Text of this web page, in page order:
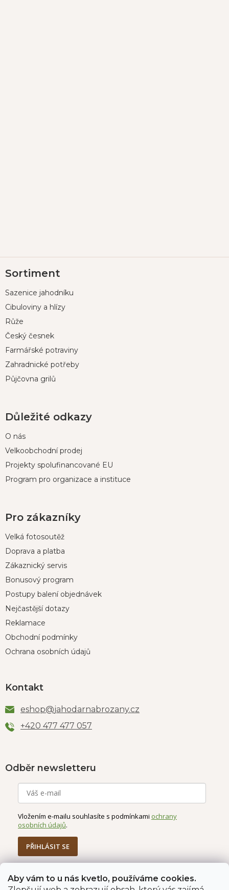
Aby vám to u nás kvetlo, používáme cookies.
á
a
Sortiment
Sazenice jahodníku
Cibuloviny a hlízy
Růže
Český česnek
Farmářské potraviny
Zahradnické potřeby
Půjčovna grilů
Důležité odkazy
O nás
Velkoobchodní prodej
Projekty spolufinancované EU
Program pro organizace a instituce
Pro zákazníky
Velká fotosoutěž
Doprava a platba
Zákaznický servis
Bonusový program
Postupy balení objednávek
Nejčastější dotazy
Reklamace
Obchodní podmínky
Ochrana osobních údajů
Kontakt
eshop@jahodarnabrozany.cz
+420 477 477 057
Odběr newsletteru
Vložením e-mailu souhlasíte s podmínkami ochrany
osobních údajů.
PŘIHLÁSIT SE